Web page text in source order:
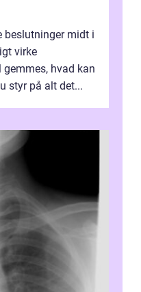
beslutninger midt i
virke
hvad kan
styr på alt det...